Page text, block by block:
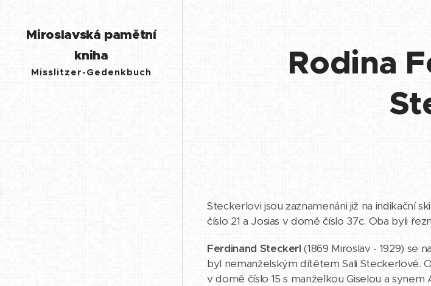
Miroslavská pamětní
kniha
Misslitzer-Gedenkbuch
Rodina
Steckerlovi jsou zaznamenáni již na indikační
číslo 21 a Josias v domě číslo 37c. Oba byli
Ferdinand Steckerl (1869 Miroslav - 1929) se
byl nemanželským dítětem Sali Steckerlové.
v domě číslo 15 s manželkou Giselou a